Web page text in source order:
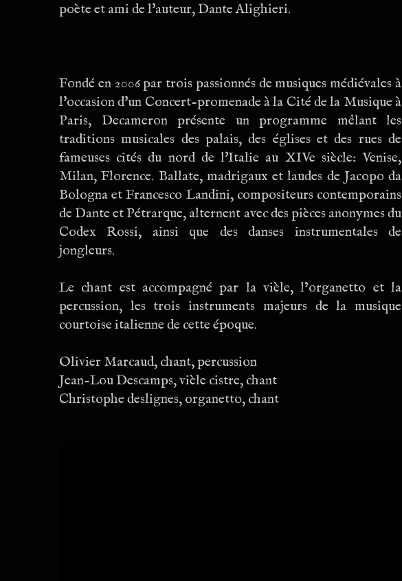
poète et ami de l'auteur, Dante Alighieri.
Fondé en 2006 par trois passionnés de musiques médiévales à
l'occasion d'un Concert-promenade à la Cité de la Musique à
Paris, Decameron présente un programme mêlant les
traditions musicales des palais, des églises et des rues de
fameuses cités du nord de l'Italie au XIVe siècle: Venise,
Milan, Florence. Ballate, madrigaux et laudes de Jacopo da
Bologna et Francesco Landini, compositeurs contemporains
de Dante et Pétrarque, alternent avec des pièces anonymes du
Codex Rossi, ainsi que des danses instrumentales de
jongleurs.
Le chant est accompagné par la vièle, l’organetto et la
percussion, les trois instruments majeurs de la musique
courtoise italienne de cette époque.
Olivier Marcaud, chant, percussion
Jean-Lou Descamps, vièle cistre, chant
Christophe deslignes, organetto, chant